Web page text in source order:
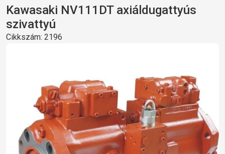
Kawasaki NV111DT axiáldugattyús
szivattyú
Cikkszám: 2196